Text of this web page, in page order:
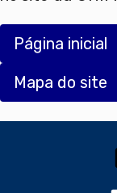
Página inicial
Mapa do site